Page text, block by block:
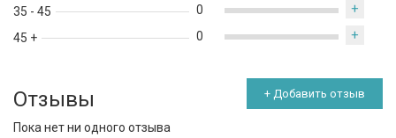
35 - 45
45 +
0 +
0 +
Отзывы + Добавить отзыв
Пока нет ни одного отзыва